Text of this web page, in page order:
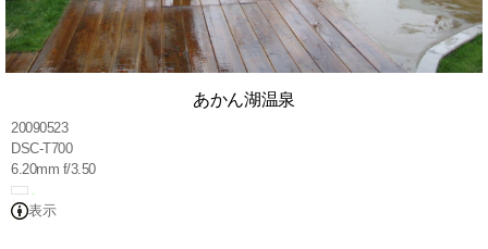
あかん湖温泉
20090523
DSC-T700
6.20mm f/3.50
表示